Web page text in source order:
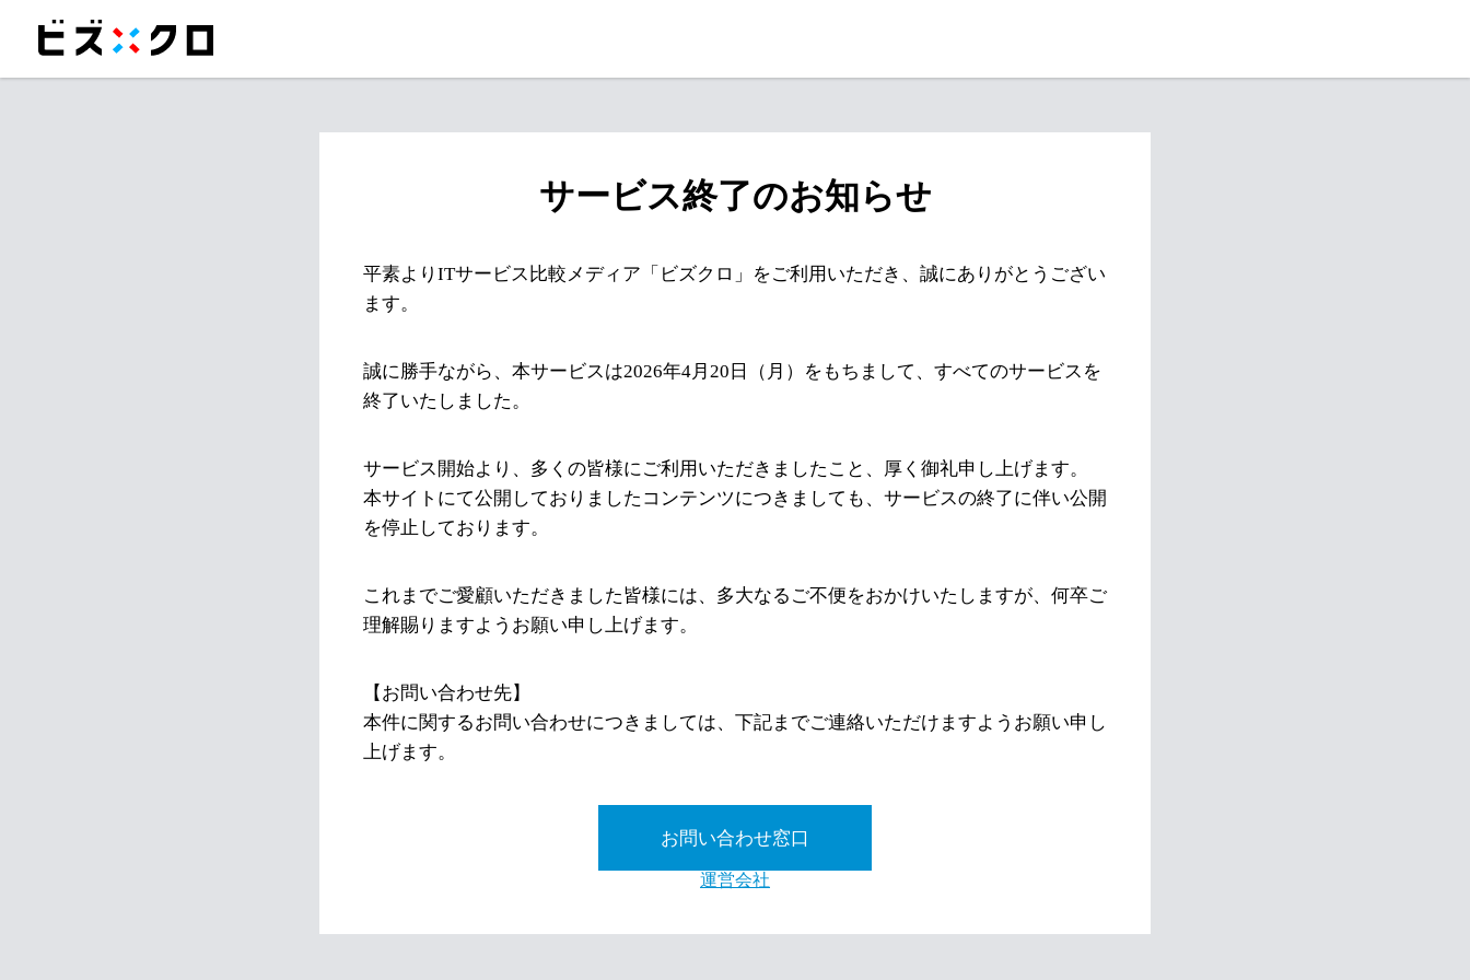
サービス終了のお知らせ
平素よりITサービス比較メディア「ビズクロ」をご利用いただき、誠にありがとうござい
ます。
誠に勝手ながら、本サービスは2026年4月20日（月）をもちまして、すべてのサービスを
終了いたしました。
サービス開始より、多くの皆様にご利用いただきましたこと、厚く御礼申し上げます。
本サイトにて公開しておりましたコンテンツにつきましても、サービスの終了に伴い公開
を停止しております。
これまでご愛顧いただきました皆様には、多大なるご不便をおかけいたしますが、何卒ご
理解賜りますようお願い申し上げます。
【お問い合わせ先】
本件に関するお問い合わせにつきましては、下記までご連絡いただけますようお願い申し
上げます。
お問い合わせ窓口
運営会社